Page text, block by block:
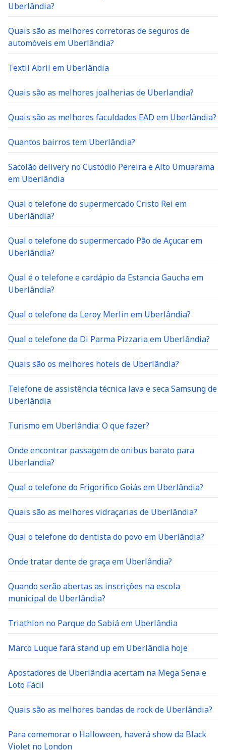
Uberlândia?
Quais são as melhores corretoras de seguros de
automóveis em Uberlândia?
Textil Abril em Uberlândia
Quais são as melhores joalherias de Uberlandia?
Quais são as melhores faculdades EAD em Uberlândia?
Quantos bairros tem Uberlândia?
Sacolão delivery no Custódio Pereira e Alto Umuarama
em Uberlândia
Qual o telefone do supermercado Cristo Rei em
Uberlândia?
Qual o telefone do supermercado Pão de Açucar em
Uberlândia?
Qual é o telefone e cardápio da Estancia Gaucha em
Uberlândia?
Qual o telefone da Leroy Merlin em Uberlândia?
Qual o telefone da Di Parma Pizzaria em Uberlândia?
Quais são os melhores hoteis de Uberlândia?
Telefone de assistência técnica lava e seca Samsung de
Uberlândia
Turismo em Uberlândia: O que fazer?
Onde encontrar passagem de onibus barato para
Uberlandia?
Qual o telefone do Frigorifico Goiás em Uberlândia?
Quais são as melhores vidraçarias de Uberlândia?
Qual o telefone do dentista do povo em Uberlândia?
Onde tratar dente de graça em Uberlândia?
Quando serão abertas as inscrições na escola
municipal de Uberlândia?
Triathlon no Parque do Sabiá em Uberlândia
Marco Luque fará stand up em Uberlândia hoje
Apostadores de Uberlândia acertam na Mega Sena e
Loto Fácil
Quais são as melhores bandas de rock de Uberlândia?
Para comemorar o Halloween, haverá show da Black
Violet no London